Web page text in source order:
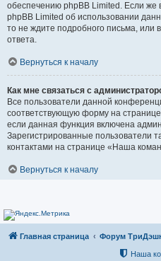
обеспечению phpBB Limited. Если же
phpBB Limited об использовании
то не ждите подробного письма, или
ответа.
Вернуться к началу
Как мне связаться с
Все пользователи данной
соответствующую форму на
если данная функция включена
Зарегистрированные пользователи
контактами на странице «Наша
Вернуться к началу
Главная страница Форум
Наша